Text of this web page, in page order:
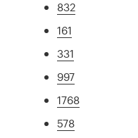
832
161
331
997
1768
578